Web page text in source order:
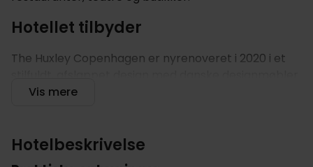
Hotellet tilbyder
The Huxley Copenhagen er nyrenoveret i 2020 i et
lavet specielt til hotellet. Når I ankommer, kan I nyde
varierede og lækre morgenmad, inden Københavns
Vis mere
Hotelbeskrivelse